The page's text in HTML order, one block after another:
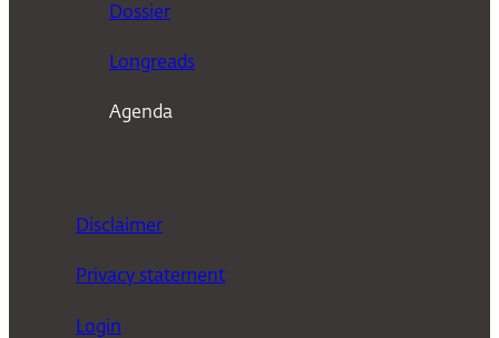
Dossier
Longreads
Agenda
Disclaimer
Privacy statement
Login